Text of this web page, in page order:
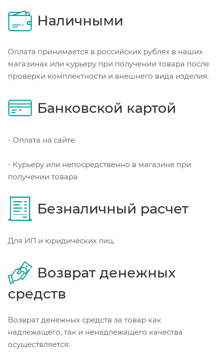
Наличными
Оплата принимается в российских рублях в наших
магазинах или курьеру при получении товара после
проверки комплектности и внешнего вида изделия.
Банковской картой
- Оплата на сайте
- Курьеру или непосредственно в магазине при
получении товара
Безналичный расчет
Для ИП и юридических лиц.
Возврат денежных
средств
Возврат денежных средств за товар как
надлежащего, так и ненадлежащего качества
осуществляется: